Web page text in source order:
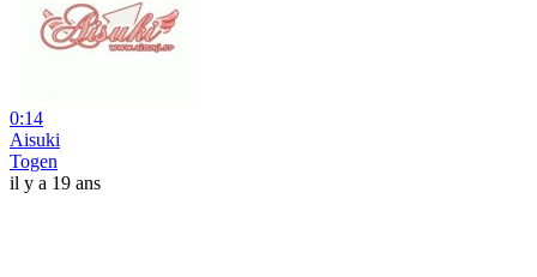
0:14
Aisuki
Togen
il y a 19 ans